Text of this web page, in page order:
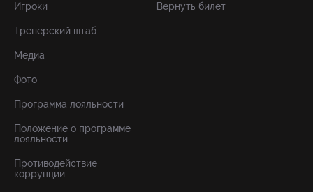
Игроки
Тренерский штаб
Медиа
Фото
Программа лояльности
Положение о программе
лояльности
Противодействие
коррупции
Вернуть билет